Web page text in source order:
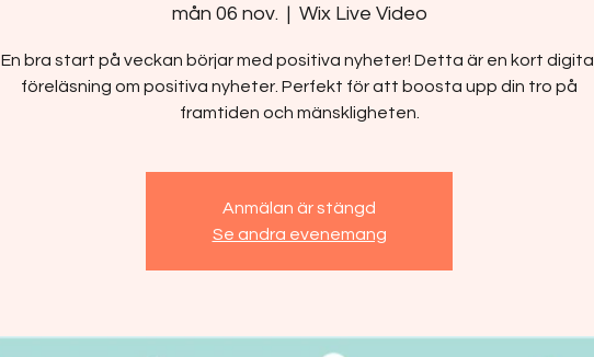
mån 06 nov.
  |
Wix Live Video
En bra start på veckan börjar med positiva nyheter! Detta är en kort digital
föreläsning om positiva nyheter. Perfekt för att boosta upp din tro på
framtiden och mänskligheten.
Anmälan är stängd
Se andra evenemang